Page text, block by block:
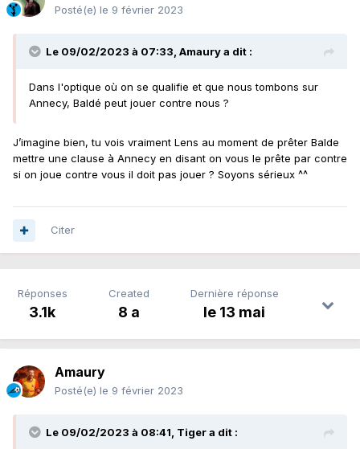
Posté(e) le 9 février 2023
Le 09/02/2023 à 07:33, Amaurya dit :
Dans l'optique où on se qualifie et que nous tombons sur
Annecy, Baldé peut jouer contre nous ?
J’imagine bien, tu vois vraiment Lens au moment de prêter Balde
mettre une clause à Annecy en disant on vous le prête par contre
si on joue contre vous il doit pas jouer ? Soyons sérieux ^^
Citer
Réponses
3.1k
Created
8 a
Dernière réponse
le 13 mai
Amaury
Posté(e) le 9 février 2023
Le 09/02/2023 à 08:41, Tigera dit :